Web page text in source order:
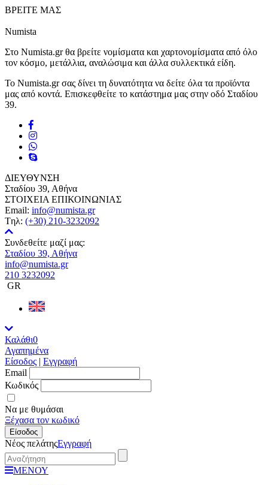
ΒΡΕΙΤΕ ΜΑΣ
Numista
Στο Numista.gr θα βρείτε νομίσματα και χαρτονομίσματα από όλο
τον κόσμο, μετάλλια, αναλώσιμα και άλλα συλλεκτικά είδη.
Το Numista.gr σας δίνει τη δυνατότητα να δείτε όλα τα προϊόντα
μας από κοντά. Επισκεφθείτε το κατάστημα μας στην οδό Σταδίου
39.
ΔΙΕΥΘΥΝΣΗ
Σταδίου 39, Αθήνα
ΣΤΟΙΧΕΙΑ ΕΠΙΚΟΙΝΩΝΙΑΣ
Email: info@numista.gr
Tηλ: (+30) 210-3232092
Συνδεθείτε μαζί μας:
Σταδίου 39, Αθήνα
info@numista.gr
210 3232092
GR
Καλάθι0
Αγαπημένα
Είσοδος | Εγγραφή
Εmail
Κωδικός
Να με θυμάσαι
Ξέχασα τον κωδικό
Είσοδος
Νέος πελάτηςΕγγραφή
ΜΕΝΟΥ